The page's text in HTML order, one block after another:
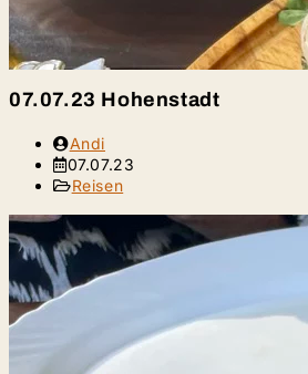
07.07.23 Hohenstadt
Beitrags-
Autor:
Andi
Beitrag
veröffentlicht:
07.07.23
Beitrags-
Reisen